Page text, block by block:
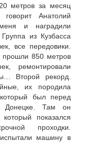
метров за месяц
Анатолий
и наградили
из Кузбасса
все передовики.
850 метров
ремонтировали
Второй рекорд.
их породила
был перед
Донецке. Там он
показался
проходки.
машину в